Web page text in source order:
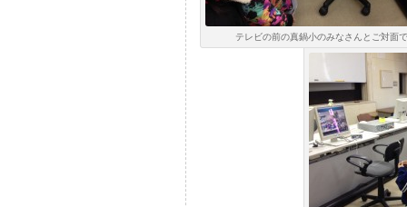
テレビの前の真鍋小のみなさんとご対面